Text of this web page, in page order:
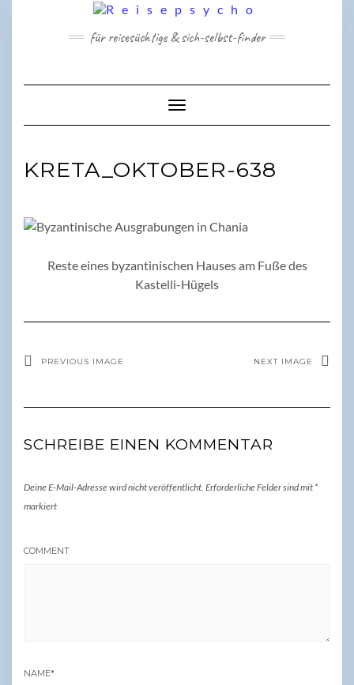
für reisesüchtige & sich-selbst-finder
Toggle Navigation
KRETA_OKTOBER-638
Reste eines byzantinischen Hauses am Fuße des
Kastelli-Hügels
PREVIOUS IMAGE NEXT IMAGE
SCHREIBE EINEN KOMMENTAR
Deine E-Mail-Adresse wird nicht veröffentlicht. Erforderliche Felder sind mit *
markiert
COMMENT
NAME*